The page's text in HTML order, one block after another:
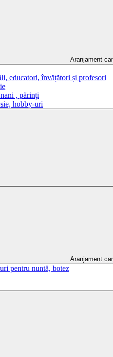
Aranjament
educatori, învățători și profesori
, părinți
hobby-uri
Aranjament
pentru nuntă, botez